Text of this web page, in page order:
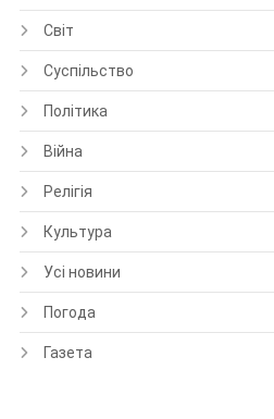
Світ
Суспільство
Політика
Війна
Релігія
Культура
Усі новини
Погода
Газета